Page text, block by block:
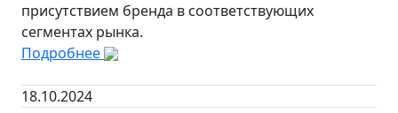
присутствием бренда в соответствующих
сегментах рынка.
Подробнее
18.10.2024